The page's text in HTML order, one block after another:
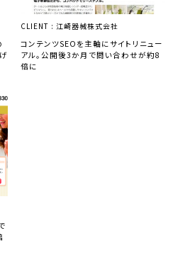
CLIENT : 江崎器械株式会社
コンテンツSEOを主軸にサイトリニュー
アル。公開後3か月で問い合わせが約8
倍に